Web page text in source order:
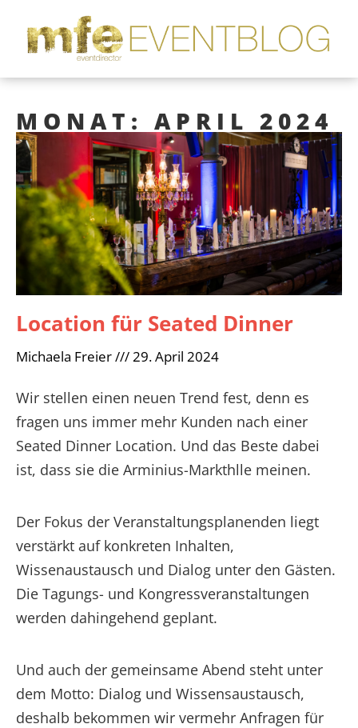
MONAT: APRIL 2024
Location für Seated Dinner
Michaela Freier 29. April 2024
Wir stellen einen neuen Trend fest, denn es
fragen uns immer mehr Kunden nach einer
Seated Dinner Location. Und das Beste dabei
ist, dass sie die Arminius-Markthlle meinen.
Der Fokus der Veranstaltungsplanenden liegt
verstärkt auf konkreten Inhalten,
Wissenaustausch und Dialog unter den Gästen.
Die Tagungs- und Kongressveranstaltungen
werden dahingehend geplant.
Und auch der gemeinsame Abend steht unter
dem Motto: Dialog und Wissensaustausch,
deshalb bekommen wir vermehr Anfragen für